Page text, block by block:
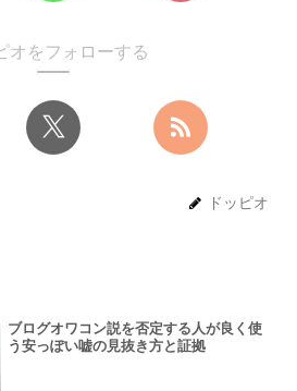
オをフォローする
ドッピオ
ブログオワコン説を否定する人が良く使
う安っぽい嘘の見抜き方と証拠